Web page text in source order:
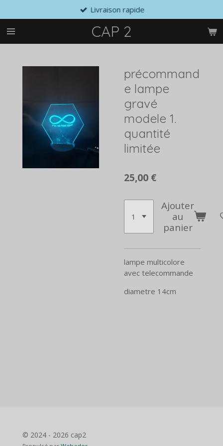
au
contenu
principal
CAP 2
Livraison rapide
précommand
e lampe
gravé
modele 1.
quantité
limitée
25,00 €
Ajouter
au
panier
lampe multicolore
avec telecommande
diametre 14cm
© 2024 - 2026 cap2